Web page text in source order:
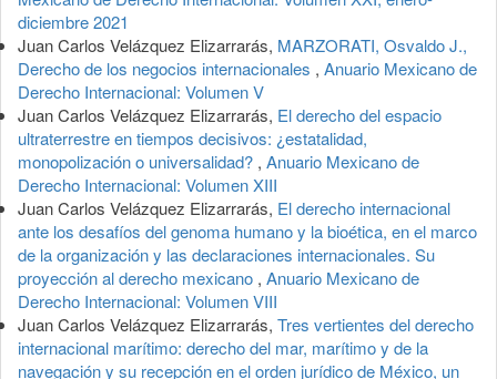
diciembre 2021
Juan Carlos Velázquez Elizarrarás, MARZORATI, Osvaldo J.,
Derecho de los negocios internacionales , Anuario Mexicano de
Derecho Internacional: Volumen V
Juan Carlos Velázquez Elizarrarás, El derecho del espacio
ultraterrestre en tiempos decisivos: ¿estatalidad,
monopolización o universalidad? , Anuario Mexicano de
Derecho Internacional: Volumen XIII
Juan Carlos Velázquez Elizarrarás, El derecho internacional
ante los desafíos del genoma humano y la bioética, en el marco
de la organización y las declaraciones internacionales. Su
proyección al derecho mexicano , Anuario Mexicano de
Derecho Internacional: Volumen VIII
Juan Carlos Velázquez Elizarrarás, Tres vertientes del derecho
internacional marítimo: derecho del mar, marítimo y de la
navegación y su recepción en el orden jurídico de México, un